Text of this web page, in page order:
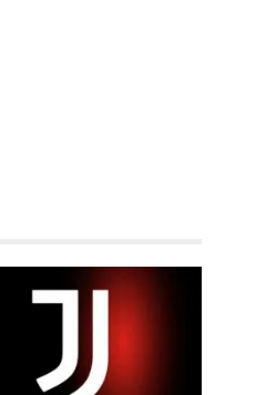
II-2026
persen